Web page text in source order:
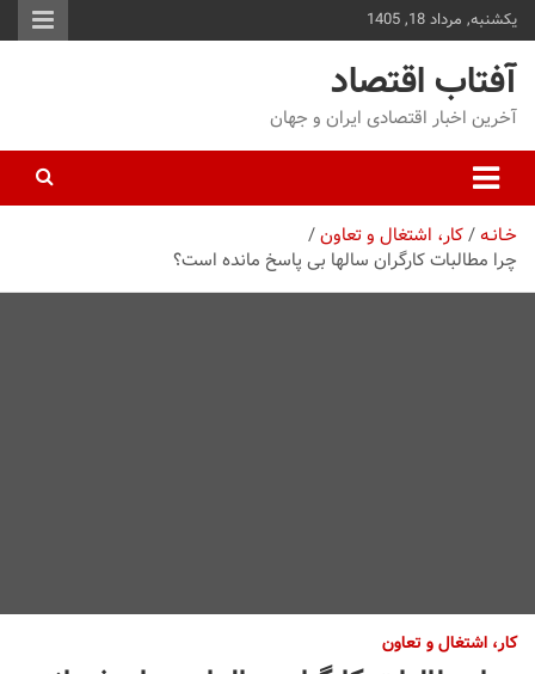
یکشنبه, مرداد 18, 1405
آفتاب اقتصاد
آخرین اخبار اقتصادی ایران و جهان
خـانـه کار، اشتغال و تعاون
چرا مطالبات کارگران سالها بی پاسخ مانده است؟
کار، اشتغال و تعاون